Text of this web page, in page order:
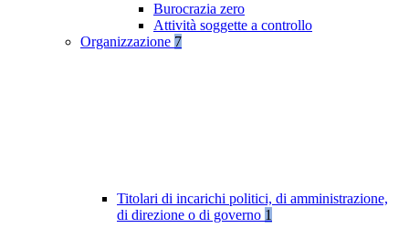
Burocrazia zero
Attività soggette a controllo
Organizzazione 7
Titolari di incarichi politici, di amministrazione,
di direzione o di governo 1